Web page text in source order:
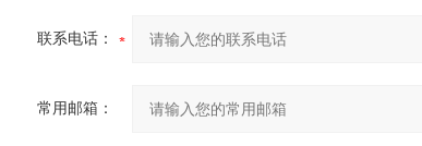
联系电话：
常用邮箱：